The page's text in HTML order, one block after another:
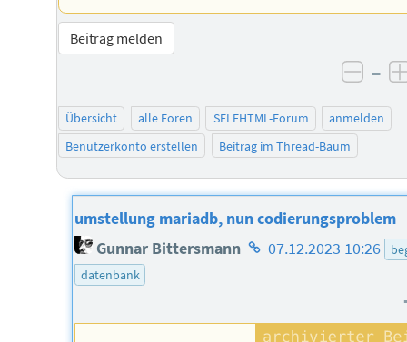
Beitrag melden
–
Übersicht alle Foren SELFHTML-Forum
anmelden
Benutzerkonto erstellen
Beitrag im Thread-Baum
umstellung mariadb, nun codierungsproblem
Gunnar Bittersmann Homepage
07.12.2023 10:26
datenbank